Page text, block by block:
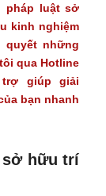
pháp luật sở
kinh nghiệm
quyết những
qua Hotline
trợ giúp giải
bạn nhanh
sở hữu trí